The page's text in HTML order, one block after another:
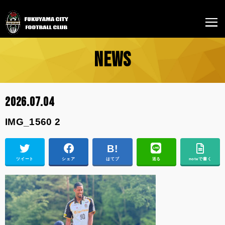
NEWS
2026.07.04
IMG_1560 2
ツイート シェア はてブ 送る noteで書く